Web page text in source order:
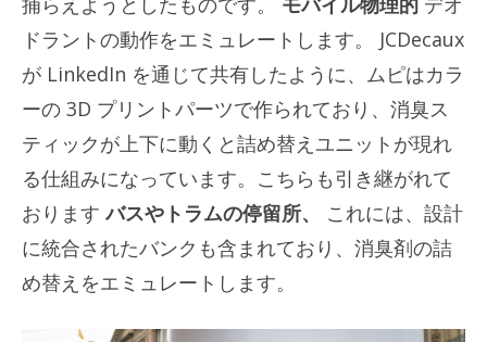
ドラントの動作をエミュレートします。 JCDecaux
が LinkedIn を通じて共有したように、ムピはカラ
ーの 3D プリントパーツで作られており、消臭ス
ティックが上下に動くと詰め替えユニットが現れ
る仕組みになっています。こちらも引き継がれて
おりますバスやトラムの停留所、
これには、設計
に統合されたバンクも含まれており、消臭剤の詰
め替えをエミュレートします。